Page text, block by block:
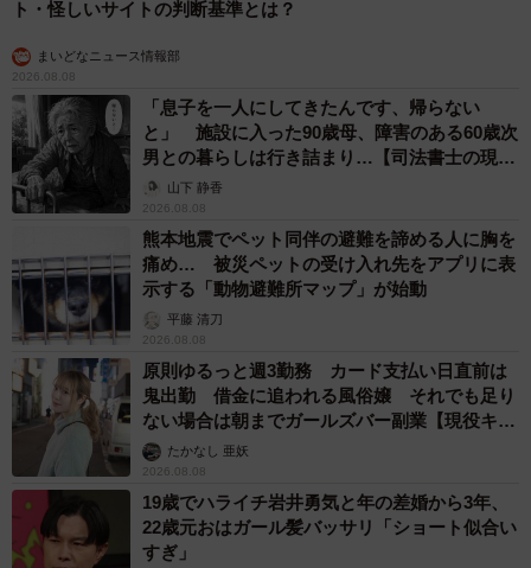
ト・怪しいサイトの判断基準とは？
まいどなニュース情報部
2026.08.08
「息子を一人にしてきたんです、帰らない
と」 施設に入った90歳母、障害のある60歳次
男との暮らしは行き詰まり…【司法書士の現場
から】山下 静香
2026.08.08
熊本地震でペット同伴の避難を諦める人に胸を
痛め… 被災ペットの受け入れ先をアプリに表
示する「動物避難所マップ」が始動
平藤 清刀
2026.08.08
原則ゆるっと週3勤務 カード支払い日直前は
鬼出勤 借金に追われる風俗嬢 それでも足り
ない場合は朝までガールズバー副業【現役キャ
ストに取材】
たかなし 亜妖
2026.08.08
19歳でハライチ岩井勇気と年の差婚から3年、
22歳元おはガール髪バッサリ「ショート似合い
すぎ」